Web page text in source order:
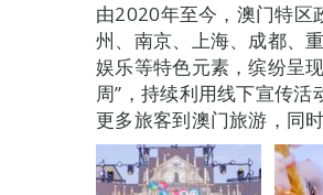
由2020年至今，澳门特区
州、南京、上海、成都、
娱乐等特色元素，缤纷呈
周”，持续利用线下宣传
更多旅客到澳门旅游，同